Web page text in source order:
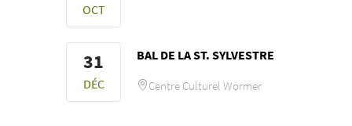
OCT
31
DÉC
BAL DE LA ST. SYLVESTRE
Centre Culturel Wormer